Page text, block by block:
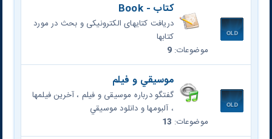
کتاب - Book
دریافت کتایهای الکترونیکی و بحث در مورد
کتابها
موضوعات: 9
موسيقي و فیلم
گفتگو درباره موسیقی و فیلم ، آخرين فیلمها
، آلبومها و دانلود موسيقي
موضوعات: 13